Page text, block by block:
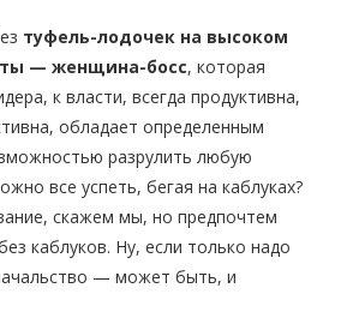
туфель-лодочек на высоком
ты — женщина-босс, которая
к власти, всегда продуктивна,
обладает определенным
разрулить любую
все успеть, бегая на каблуках?
скажем мы, но предпочтем
каблуков. Ну, если только надо
— может быть, и